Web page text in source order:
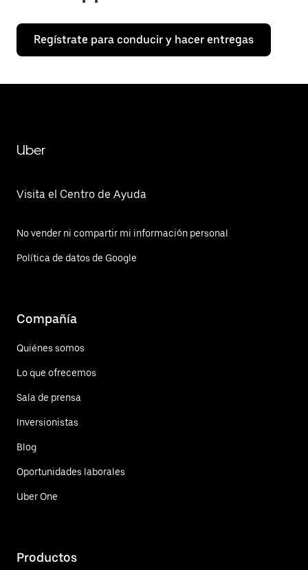
Regístrate para conducir y hacer entregas
Uber
Visita el Centro de Ayuda
No vender ni compartir mi información personal
Política de datos de Google
Compañía
Quiénes somos
Lo que ofrecemos
Sala de prensa
Inversionistas
Blog
Oportunidades laborales
Uber One
Productos